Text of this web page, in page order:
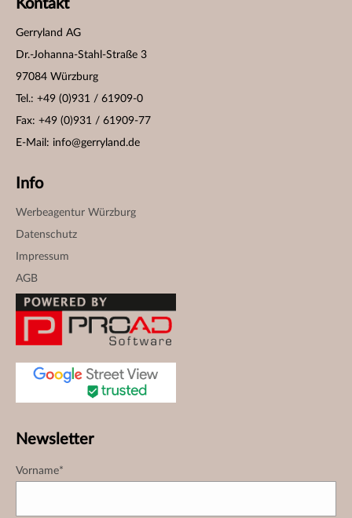
Kontakt
Gerryland AG
Dr.-Johanna-Stahl-Straße 3
97084 Würzburg
Tel.: +49 (0)931 / 61909-0
Fax: +49 (0)931 / 61909-77
E-Mail: info@gerryland.de
Info
Werbeagentur Würzburg
Datenschutz
Impressum
AGB
Newsletter
Vorname*